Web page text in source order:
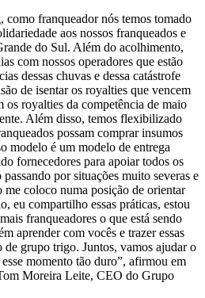
franqueador nós temos tomado
aos nossos franqueados e
do Sul. Além do acolhimento,
com nossos operadores que estão
dessas chuvas e dessa catástrofe
de isentar os royalties que vencem
os royalties da competência de maio
Além disso, temos flexibilizado
possam comprar insumos
modelo é um modelo de entrega
fornecedores para apoiar todos os
passando por situações muito severas e
me coloco numa posição de orientar
eu compartilho essas práticas, estou
franqueadores o que está sendo
aprender com vocês e trazer essas
de grupo trigo. Juntos, vamos ajudar o
momento tão duro”, afirmou em
Moreira Leite, CEO do Grupo